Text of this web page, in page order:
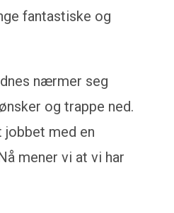
fantastiske og
nærmer seg
og trappe ned.
med en
mener vi at vi har